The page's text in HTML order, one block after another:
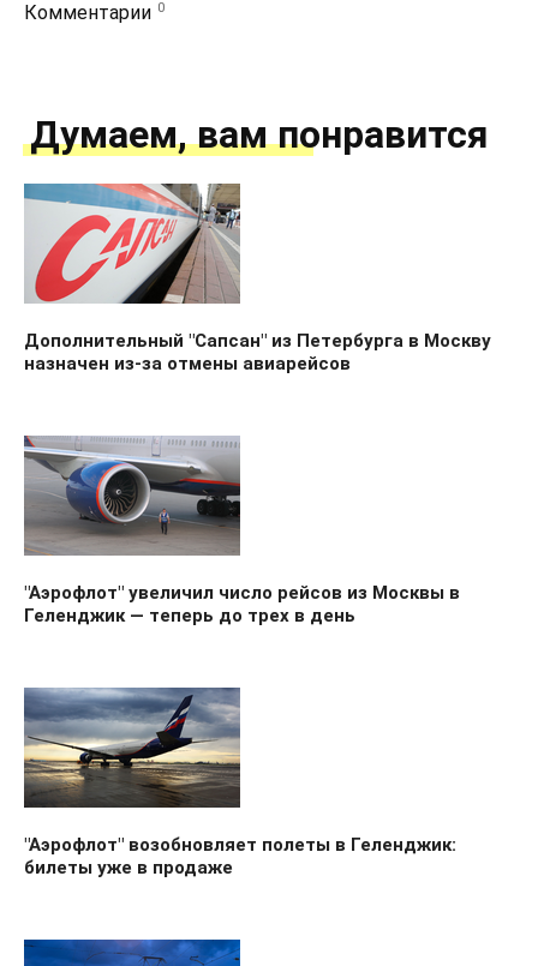
Комментарии 0
Думаем, вам понравится
Дополнительный "Сапсан" из Петербурга в Москву
назначен из-за отмены авиарейсов
"Аэрофлот" увеличил число рейсов из Москвы в
Геленджик — теперь до трех в день
"Аэрофлот" возобновляет полеты в Геленджик:
билеты уже в продаже